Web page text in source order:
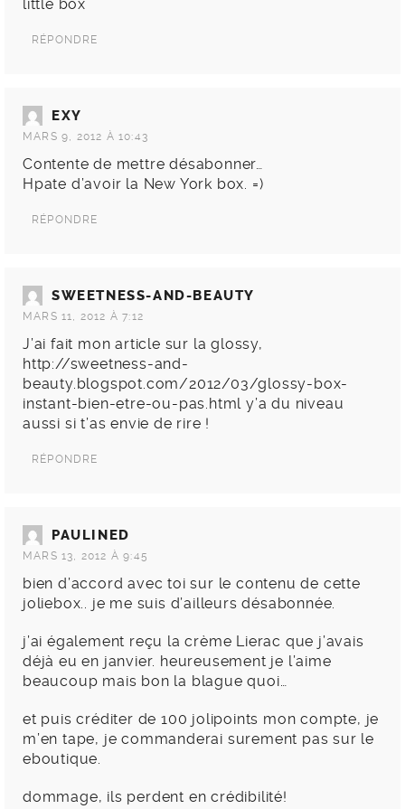
little box
RÉPONDRE
EXY
MARS 9, 2012 À 10:43
Contente de mettre désabonner…
Hpate d’avoir la New York box. =)
RÉPONDRE
SWEETNESS-AND-BEAUTY
MARS 11, 2012 À 7:12
J’ai fait mon article sur la glossy,
http://sweetness-and-
beauty.blogspot.com/2012/03/glossy-box-
instant-bien-etre-ou-pas.html y’a du niveau
aussi si t’as envie de rire !
RÉPONDRE
PAULINED
MARS 13, 2012 À 9:45
bien d’accord avec toi sur le contenu de cette
joliebox.. je me suis d’ailleurs désabonnée.
j’ai également reçu la crème Lierac que j’avais
déjà eu en janvier. heureusement je l’aime
beaucoup mais bon la blague quoi…
et puis créditer de 100 jolipoints mon compte, je
m’en tape, je commanderai surement pas sur le
eboutique.
dommage, ils perdent en crédibilité!